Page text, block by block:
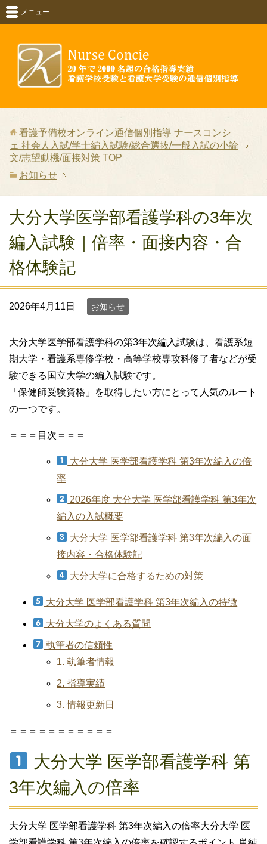
メニュー
看護予備校オンライン通信個別指導 ナースコンシ
ェ 社会人入試/学士編入試験/総合選抜/一般入試の小論
文/志望動機/面接対策 TOP
お知らせ
大分大学医学部看護学科の3年次
編入試験｜倍率・面接内容・合
格体験記
2026年4月11日 お知らせ
大分大学医学部看護学科の第3年次編入試験は、看護系短
期大学・看護系専修学校・高等学校専攻科修了者などが受
験できる国立大学の編入試験です。
「保健師受験資格」を取得したい方にとって人気のルート
の一つです。
＝＝＝目次＝＝＝
大分大学 医学部看護学科 第3年次編入の倍
率
2026年度 大分大学 医学部看護学科 第3年次
編入の入試概要
大分大学 医学部看護学科 第3年次編入の面
接内容・合格体験記
大分大学に合格するための対策
大分大学 医学部看護学科 第3年次編入の特徴
大分大学のよくある質問
執筆者の信頼性
1. 執筆者情報
2. 指導実績
3. 情報更新日
＝＝＝＝＝＝＝＝＝＝＝
大分大学 医学部看護学科 第
3年次編入の倍率
大分大学 医学部看護学科 第3年次編入の倍率大分大学 医